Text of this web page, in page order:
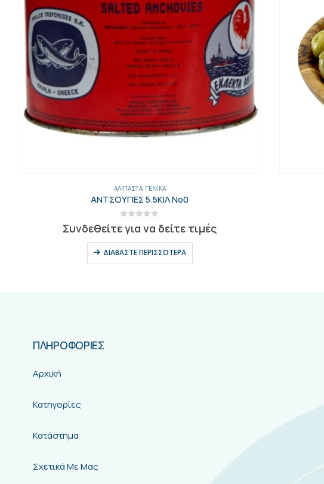
ΑΛΊΠΑΣΤΑ, ΓΕΝΙΚΑ
ΑΝΤΣΟΥΓΙΕΣ 5.5ΚΙΛ Νο0
Συνδεθείτε για να δείτε τιμές
ΔΙΑΒΆΣΤΕ ΠΕΡΙΣΣΌΤΕΡΑ
ΠΛΗΡΟΦΟΡΙΕΣ
Αρχική
Κατηγορίες
Κατάστημα
Σχετικά Με Μας